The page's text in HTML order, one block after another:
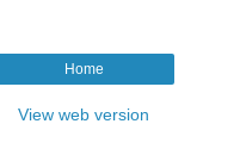
Home
View web version